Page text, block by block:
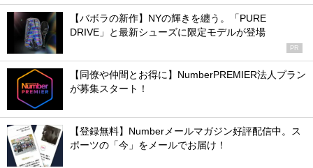
【バボラの新作】NYの輝きを纏う。「PURE
DRIVE」と最新シューズに限定モデルが登場
PR
【同僚や仲間とお得に】NumberPREMIER法人プラン
が募集スタート！
【登録無料】Numberメールマガジン好評配信中。ス
ポーツの「今」をメールでお届け！